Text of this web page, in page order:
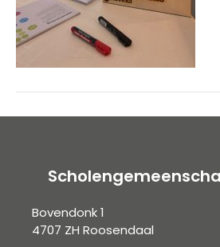
Bovendonk 1
4707 ZH Roosendaal